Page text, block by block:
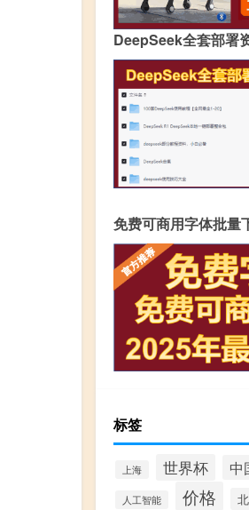
DeepSeek全套部署
免费可商用字体批量
标签
上海 世界杯 中
人工智能 价格